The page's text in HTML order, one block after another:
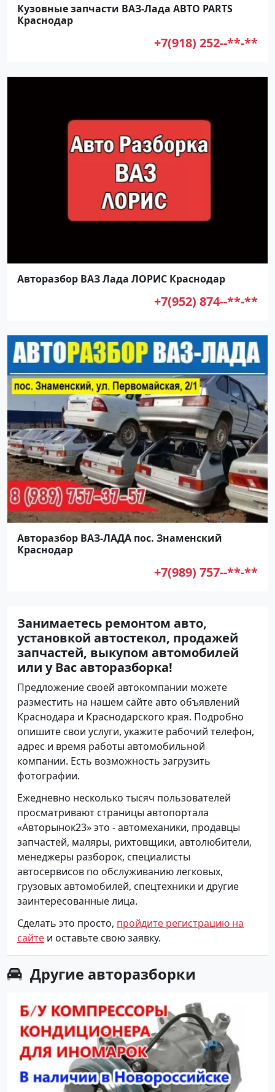
Кузовные запчасти ВАЗ-Лада АВТО PARTS
Краснодар
+7(918) 252--**-**
Авторазбор ВАЗ Лада ЛОРИС Краснодар
+7(952) 874--**-**
Авторазбор ВАЗ-ЛАДА пос. Знаменский
Краснодар
+7(989) 757--**-**
Занимаетесь ремонтом авто,
установкой автостекол, продажей
запчастей, выкупом автомобилей
или у Вас авторазборка!
Предложение своей автокомпании можете
разместить на нашем сайте авто объявлений
Краснодара и Краснодарского края. Подробно
опишите свои услуги, укажите рабочий телефон,
адрес и время работы автомобильной
компании. Есть возможность загрузить
фотографии.
Ежедневно несколько тысяч пользователей
просматривают страницы автопортала
«Авторынок23» это - автомеханики, продавцы
запчастей, маляры, рихтовщики, автолюбители,
менеджеры разборок, специалисты
автосервисов по обслуживанию легковых,
грузовых автомобилей, спецтехники и другие
заинтересованные лица.
Сделать это просто, пройдите регистрацию на
сайте и оставьте свою заявку.
Другие авторазборки